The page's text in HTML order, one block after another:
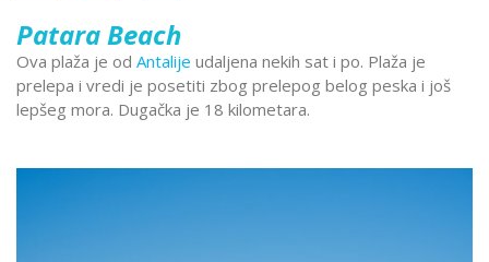
Patara Beach
Ova plaža je od Antalije udaljena nekih sat i po. Plaža je
prelepa i vredi je posetiti zbog prelepog belog peska i još
lepšeg mora. Dugačka je 18 kilometara.